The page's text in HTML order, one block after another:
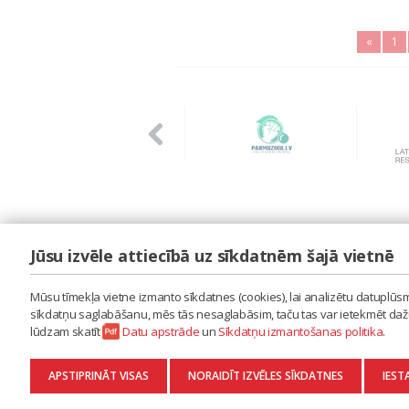
« 1
LAIPA
ES RADU MŪZIKU
AKTUALITĀTES
KONTAKTI
SĪKDATŅU IZMANTOŠANAS POLITIKA
DATU APSTRĀDE
Jūsu izvēle attiecībā uz sīkdatnēm šajā vietnē
Mūsu tīmekļa vietne izmanto sīkdatnes (cookies), lai analizētu
sīkdatņu saglabāšanu, mēs tās nesaglabāsim, taču tas var ietekmēt
lūdzam skatīt
Datu apstrādeun Sīkdatņu izmantošanas politika.
APSTIPRINĀT VISAS NORAIDĪT IZVĒLES SĪKDATNES